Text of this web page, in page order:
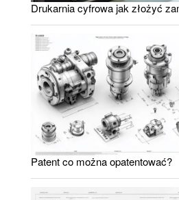
Drukarnia cyfrowa jak złożyć
Patent co można opatentować?